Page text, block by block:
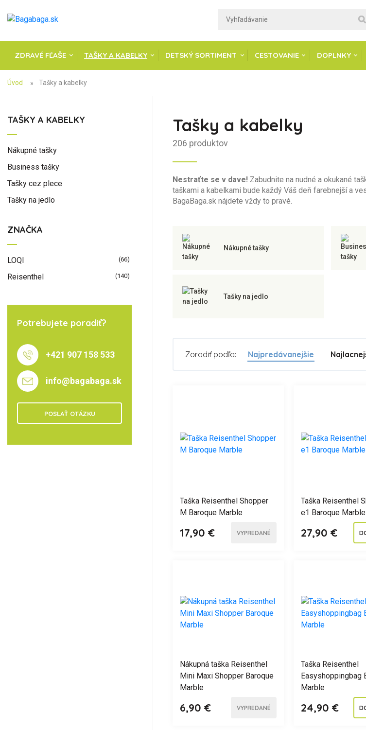
ZDRAVÉ FĽAŠE TAŠKY A KABELKY DETSKÝ SORTIMENT CESTOVANIE DOPLNKY
Úvod Tašky a kabelky
TAŠKY A KABELKY
Nákupné tašky
Business tašky
Tašky cez plece
Tašky na jedlo
ZNAČKA
LOQI (66)
Reisenthel (140)
Potrebujete poradiť?
+421 907 158 533
info@bagabaga.sk
POSLAŤ OTÁZKU
Tašky a kabelky
206 produktov
Nestraťte se v dave! Zabudnite na nudné a okukané
taškami a kabelkami bude každý Váš deň farebnejší a
BagaBaga.sk nájdete vždy to pravé.
Nákupné tašky
Tašky na jedlo
Zoradiť podľa: Najpredávanejšie
Taška Reisenthel Shopper
M Baroque Marble
17,90 € VYPREDANÉ
Taška Reisenthel
e1 Baroque Marble
27,90 €
Nákupná taška Reisenthel
Mini Maxi Shopper Baroque
Marble
6,90 € VYPREDANÉ
Taška Reisenthel
Easyshoppingbag
Marble
24,90 €